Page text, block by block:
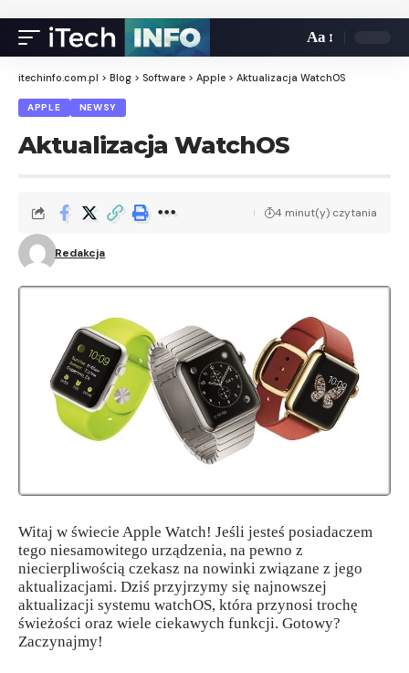
Aa
itechinfo.com.pl > Blog > Software > Apple > Aktualizacja WatchOS
APPLE NEWSY
Aktualizacja WatchOS
Redakcja
4 minut(y) czytania
Witaj w świecie Apple Watch! Jeśli jesteś posiadaczem
tego niesamowitego urządzenia, na pewno z
niecierpliwością czekasz na nowinki związane z jego
aktualizacjami. Dziś przyjrzymy się najnowszej
aktualizacji systemu watchOS, która przynosi trochę
świeżości oraz wiele ciekawych funkcji. Gotowy?
Zaczynajmy!